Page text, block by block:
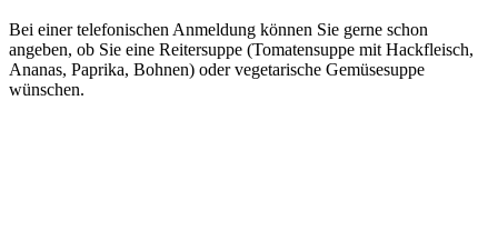
Bei einer telefonischen Anmeldung können Sie gerne schon
angeben, ob Sie eine Reitersuppe (Tomatensuppe mit Hackfleisch,
Ananas, Paprika, Bohnen) oder vegetarische Gemüsesuppe
wünschen.